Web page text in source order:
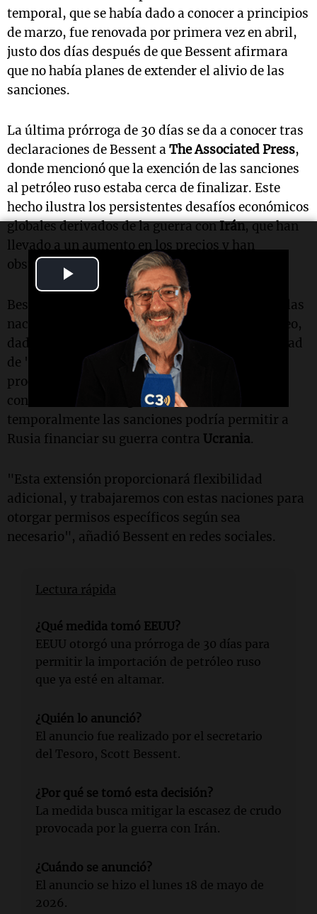
Video
temporal, que se había dado a conocer a principios
de marzo, fue renovada por primera vez en abril,
justo dos días después de que Bessent afirmara
que no había planes de extender el alivio de las
sanciones.
La última prórroga de 30 días se da a conocer tras
declaraciones de Bessent aThe Associated Press,
donde mencionó que la exención de las sanciones
al petróleo ruso estaba cerca de finalizar. Este
hecho ilustra los persistentes desafíos económicos
globales derivados de la guerra conIrán, que han
llevado a un aumento en los precios y han
obstaculizado el crecimiento económico.
Bessent destacó que esta extensión facilitará a las
naciones más vulnerables que requieren petróleo,
dado que
ya no tendría la misma capacidad
de "acumular petróleo a precio de descuento"
procedente de Rusia. Sin embargo, esta medida
conlleva ciertos riesgos, ya que levantar
temporalmente las sanciones podría permitir a
Rusia financiar su guerra contra Ucrania.
"Esta extensión proporcionará flexibilidad
adicional, y trabajaremos con estas naciones para
otorgar permisos específicos según sea
necesario", añadió Bessent en redes sociales.
Lectura rápida
¿Qué medida tomó EEUU?
EEUU otorgó una prórroga de 30 días para
permitir la importación de petróleo ruso
que ya esté en altamar.
¿Quién lo anunció?
El anuncio fue realizado por el secretario
del Tesoro, Scott Bessent.
¿Por qué se tomó esta decisión?
La medida busca mitigar la escasez de crudo
provocada por la guerra con Irán.
¿Cuándo se anunció?
El anuncio se hizo el lunes 18 de mayo de
2026.